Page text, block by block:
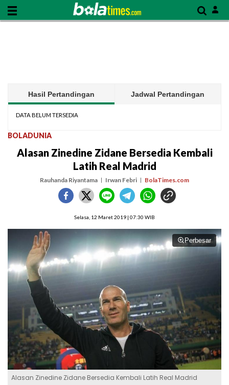
Hasil Pertandingan Jadwal Pertandingan
DATA BELUM TERSEDIA
BOLADUNIA
Alasan Zinedine Zidane Bersedia Kembali
Latih Real Madrid
Rauhanda Riyantama Irwan Febri BolaTimes.com
Selasa, 12 Maret 2019 | 07:30 WIB
Perbesar
Alasan Zinedine Zidane Bersedia Kembali Latih Real Madrid